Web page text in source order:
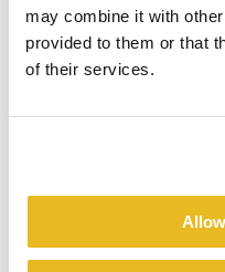
may combine it with
provided to them or that
of their services.